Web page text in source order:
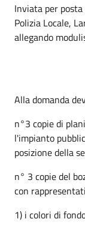
Inviata per
Polizia Locale,
allegando
Alla domanda
n°3 copie di
l'impianto
posizione della
n° 3 copie del
con
1) i colori di